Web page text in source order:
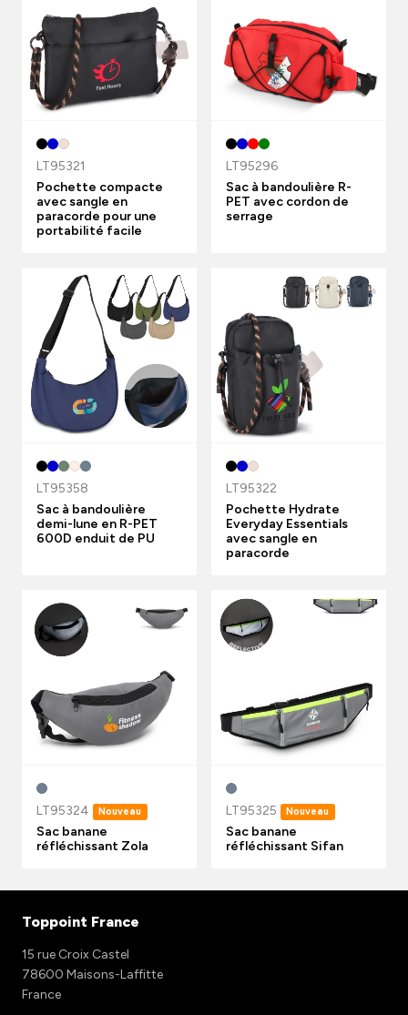
LT95321
Pochette compacte
avec sangle en
paracorde pour une
portabilité facile
LT95296
Sac à bandoulière R-
PET avec cordon de
serrage
LT95358
Sac à bandoulière
demi-lune en R-PET
600D enduit de PU
LT95322
Pochette Hydrate
Everyday Essentials
avec sangle en
paracorde
LT95324 Nouveau
Sac banane
réfléchissant Zola
LT95325 Nouveau
Sac banane
réfléchissant Sifan
Toppoint France
15 rue Croix Castel
78600 Maisons-Laffitte
France